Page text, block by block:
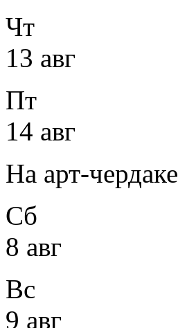
Чт
13 авг
Пт
14 авг
На арт-чердаке
Сб
8 авг
Вс
9 авг